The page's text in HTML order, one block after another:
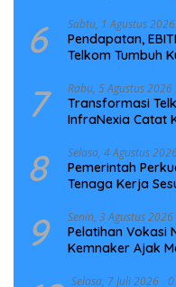
6 Sabtu, 1 Agustus 2026
Pendapatan,
Telkom Tumbuh
7 Rabu, 5 Agustus 2026
Transformasi
InfraNexia Catat
8 Selasa, 4 Agustus
Pemerintah
Tenaga Kerja
9 Senin, 3 Agustus 2026
Pelatihan Vokasi
Kemnaker Ajak
Selasa, 7 Juli 2026